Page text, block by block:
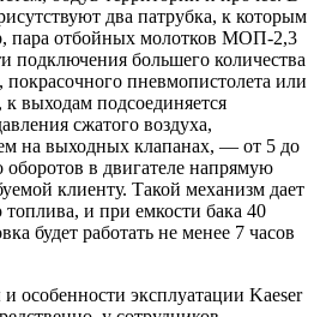
два патрубка, к которым
пара отбойных молотков МОП-2,3
подключения большего количества
пневмопистолета или
выходам подсоединяется
сжатого воздуха,
на выходных клапанах, — от 5 до
оборотов в двигателе напрямую
клиенту. Такой механизм дает
и при емкости бака 40
будет работать не менее 7 часов
особенности эксплуатации Kaeser